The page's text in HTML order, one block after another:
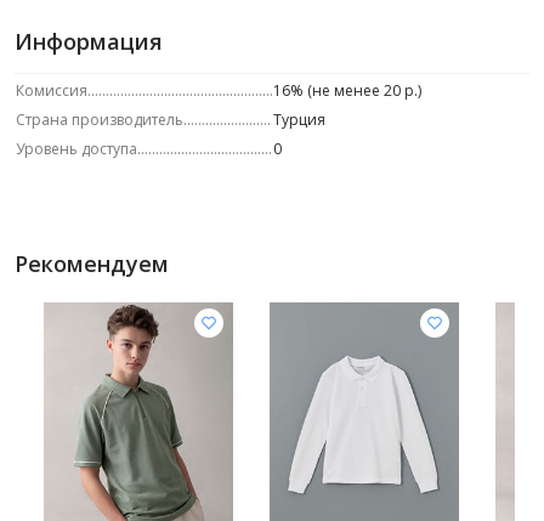
Информация
Комиссия
16% (не менее 20 р.)
Страна производитель
Турция
Уровень доступа
0
Рекомендуем